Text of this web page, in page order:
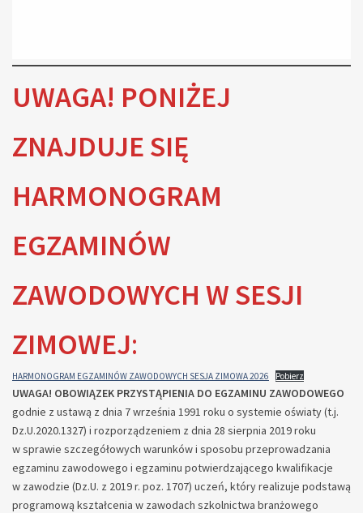
UWAGA! PONIŻEJ
ZNAJDUJE SIĘ
HARMONOGRAM
EGZAMINÓW
ZAWODOWYCH W SESJI
ZIMOWEJ:
HARMONOGRAM EGZAMINÓW ZAWODOWYCH SESJA ZIMOWA 2026 Pobierz
UWAGA! OBOWIĄZEK PRZYSTĄPIENIA DO EGZAMINU ZAWODOWEGO
godnie z ustawą z dnia 7 września 1991 roku o systemie oświaty (t.j.
Dz.U.2020.1327) i rozporządzeniem z dnia 28 sierpnia 2019 roku
w sprawie szczegółowych warunków i sposobu przeprowadzania
egzaminu zawodowego i egzaminu potwierdzającego kwalifikacje
w zawodzie (Dz.U. z 2019 r. poz. 1707) uczeń, który realizuje podstawą
programową kształcenia w zawodach szkolnictwa branżowego